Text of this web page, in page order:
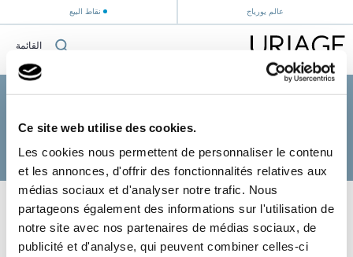
Ce site web utilise des cookies.
Les cookies nous permettent de personnaliser le contenu
et les annonces, d'offrir des fonctionnalités relatives aux
médias sociaux et d'analyser notre trafic. Nous
partageons également des informations sur l'utilisation de
notre site avec nos partenaires de médias sociaux, de
publicité et d'analyse, qui peuvent combiner celles-ci
عالم يورياج نقاط البيع
القائمة
الصفحة الرئيسية›الوجه›مستحضرات للبشرة الحساسة
مستحضرات للبشرة الحساسة